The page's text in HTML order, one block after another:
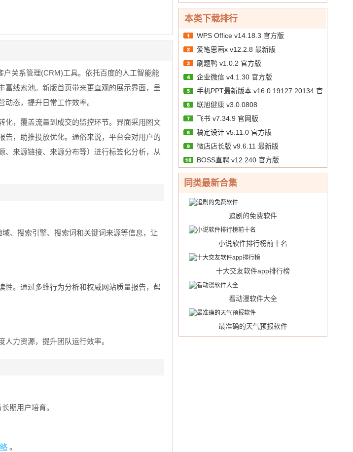
关系管理(CRM)工具。依托百度的人工智能能
富线索池。新版首页带来更直观的展示界面，呈
态，提升日常工作效率。
化，覆盖流量到成交的监控环节。界面采用图文
告，助推投放优化。通俗来说，平台会对用户的
来源链接、来源分布等）进行标签化分析，从
、搜索引擎、搜索词和关键词来源等信息，让
性。通过多维行为分析和权威网站质量报告，帮
力资源，提升团队运行效率。
期用户培育。
。
本类下载排行
WPS Office v14.18.3 官方版
爱笔思画x v12.2.8 最新版
刷题鸭 v1.0.2 官方版
企业微信 v4.1.30 官方版
手机PPT最新版本 v16.0.19127.20134 官
方版
联旭健康 v3.0.0808
飞书 v7.34.9 官网版
稿定设计 v5.11.0 官方版
微店店长版 v9.6.11 最新版
BOSS直聘 v12.240 官方版
同类最新合集
追剧的免费软件
小说软件排行榜前十名
十大交友软件app排行榜
看动漫软件大全
最准确的天气预报软件